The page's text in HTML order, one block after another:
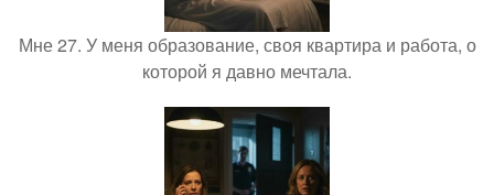
Мне 27. У меня образование, своя квартира и работа, о
которой я давно мечтала.